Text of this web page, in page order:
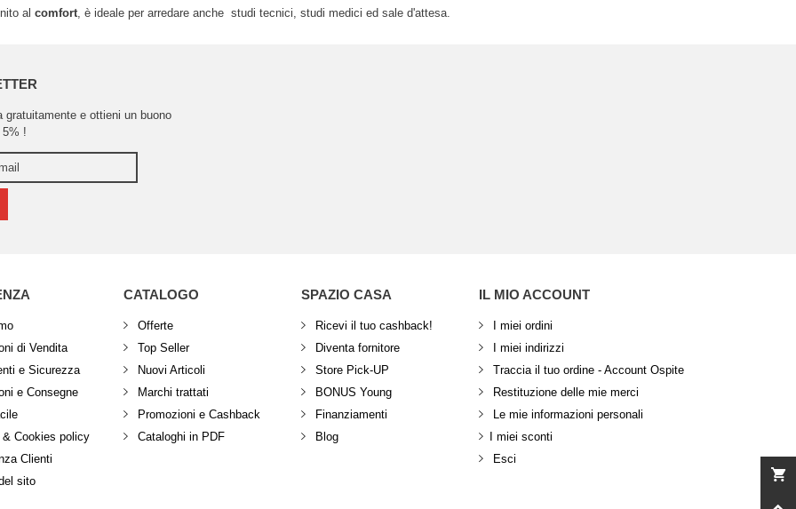
al comfort , è ideale per arredare anche studi tecnici, studi medici ed sale d'attesa.
gratuitamente e ottieni un buono
5% !
di Vendita
e Sicurezza
e Consegne
Cookies policy
Clienti
sito
CATALOGO
Offerte
Top Seller
Nuovi Articoli
Marchi trattati
Promozioni e Cashback
Cataloghi in PDF
SPAZIO CASA
Ricevi il tuo cashback!
Diventa fornitore
Store Pick-UP
BONUS Young
Finanziamenti
Blog
IL MIO ACCOUNT
I miei ordini
I miei indirizzi
Traccia il tuo ordine - Account Ospite
Restituzione delle mie merci
Le mie informazioni personali
I miei sconti
Esci